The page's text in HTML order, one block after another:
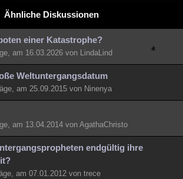
Ähnliche Diskussionen
einer Katastrophe?
am 16.03.2026 von LindaLind
Weltuntergangsdatum
am 25.09.2015 von Ninenya
am 13.04.2014 von AgathaChristo
endgültig ihre
am 07.01.2012 von trece